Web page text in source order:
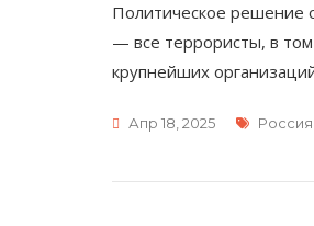
Политическое решение
— все террористы, в
крупнейших
Апр 18, 2025 Метки
Россия